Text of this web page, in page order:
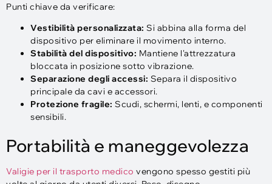
Punti chiave da verificare:
Vestibilità personalizzata: Si abbina alla forma del
dispositivo per eliminare il movimento interno.
Stabilità del dispositivo: Mantiene l'attrezzatura
bloccata in posizione sotto vibrazione.
Separazione degli accessi: Separa il dispositivo
principale da cavi e accessori.
Protezione fragile: Scudi, schermi, lenti, e componenti
sensibili.
Portabilità e maneggevolezza
Valigie per il trasporto medico vengono spesso gestiti più